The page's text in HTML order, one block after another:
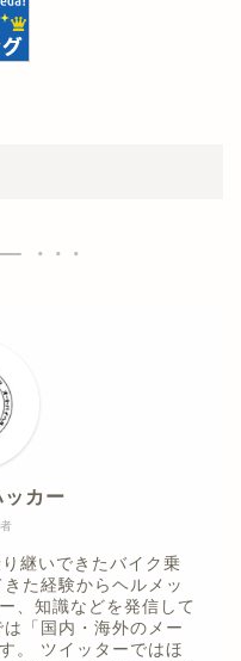
カー
継いできたバイク乗
た経験からヘルメッ
、知識などを発信して
「国内・海外のメー
。 ツイッターではほ